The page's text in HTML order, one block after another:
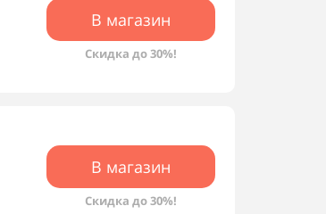
В магазин
Скидка до 30%!
В магазин
Скидка до 30%!